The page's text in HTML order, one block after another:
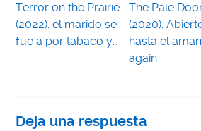
Terror on the Prairie
(2022): el marido se
fue a por tabaco y…
The Pale
(2020):
hasta el
again
Deja una respuesta